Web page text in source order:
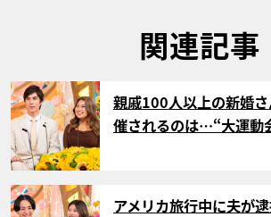
関連記事
サムネイル
親戚100人以上の新婚
催されるのは…“大運動
サムネイル
アメリカ旅行中に夫が